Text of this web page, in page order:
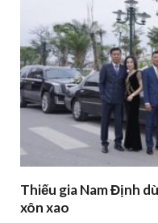
Thiếu gia Nam Định
xôn xao